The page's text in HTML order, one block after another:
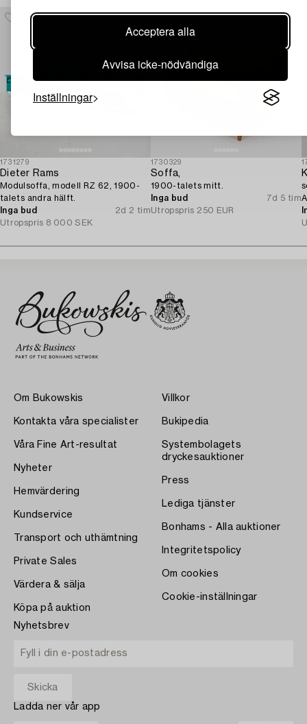
Acceptera alla
Avvisa icke-nödvändiga
Inställningar
1731279
Dieter Rams
Modulsoffa, modell RZ 62, 1900-
talets andra hälft.
Inga bud
2d 2 tim
Utropspris 8 000 SEK
1730329
Soffa,
1900-talets mitt.
Inga bud
7d 5 tim
Utropspris 250 EUR
Om Bukowskis
Kontakta våra specialister
Våra Fine Art-resultat
Nyheter
Hemvärdering
Kundservice
Transport och uthämtning
Private Sales
Värdera & sälja
Köpa på auktion
Villkor
Bukipedia
Systembolagets
dryckesauktioner
Press
Lediga tjänster
Bonhams - Alla auktioner
Integritetspolicy
Om cookies
Cookie-inställningar
Nyhetsbrev
Ladda ner vår app